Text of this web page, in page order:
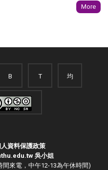
More
B T 均
資料保護政策
吳小姐
間來電，中午12-13為午休時間)